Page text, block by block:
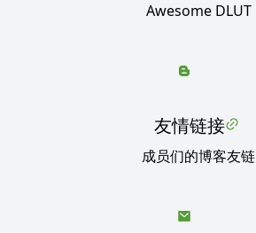
Awesome DLUT
友情链接
成员们的博客友链